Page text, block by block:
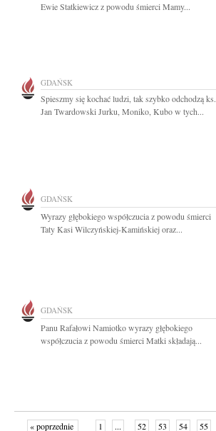
Ewie Statkiewicz z powodu śmierci Mamy...
GDAŃSK
Spieszmy się kochać ludzi, tak szybko odchodzą ks.
Jan Twardowski Jurku, Moniko, Kubo w tych...
GDAŃSK
Wyrazy głębokiego współczucia z powodu śmierci
Taty Kasi Wilczyńskiej-Kamińskiej oraz...
GDAŃSK
Panu Rafałowi Namiotko wyrazy głębokiego
współczucia z powodu śmierci Matki składają...
« poprzednie 1 ... 52 53 54 55